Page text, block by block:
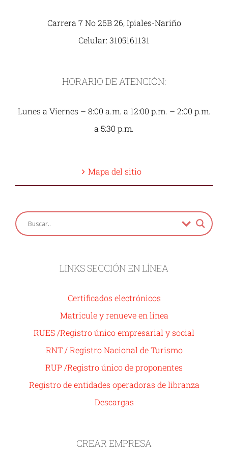
Carrera 7 No 26B 26, Ipiales-Nariño
Celular: 3105161131
HORARIO DE ATENCIÓN:
Lunes a Viernes – 8:00 a.m. a 12:00 p.m. – 2:00 p.m.
a 5:30 p.m.
Mapa del sitio
LINKS SECCIÓN EN LÍNEA
Certificados electrónicos
Matricule y renueve en línea
RUES /Registro único empresarial y social
RNT / Registro Nacional de Turismo
RUP /Registro único de proponentes
Registro de entidades operadoras de libranza
Descargas
CREAR EMPRESA